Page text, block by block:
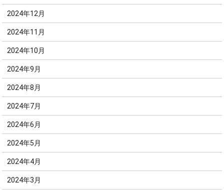
2024年12月
2024年11月
2024年10月
2024年9月
2024年8月
2024年7月
2024年6月
2024年5月
2024年4月
2024年3月